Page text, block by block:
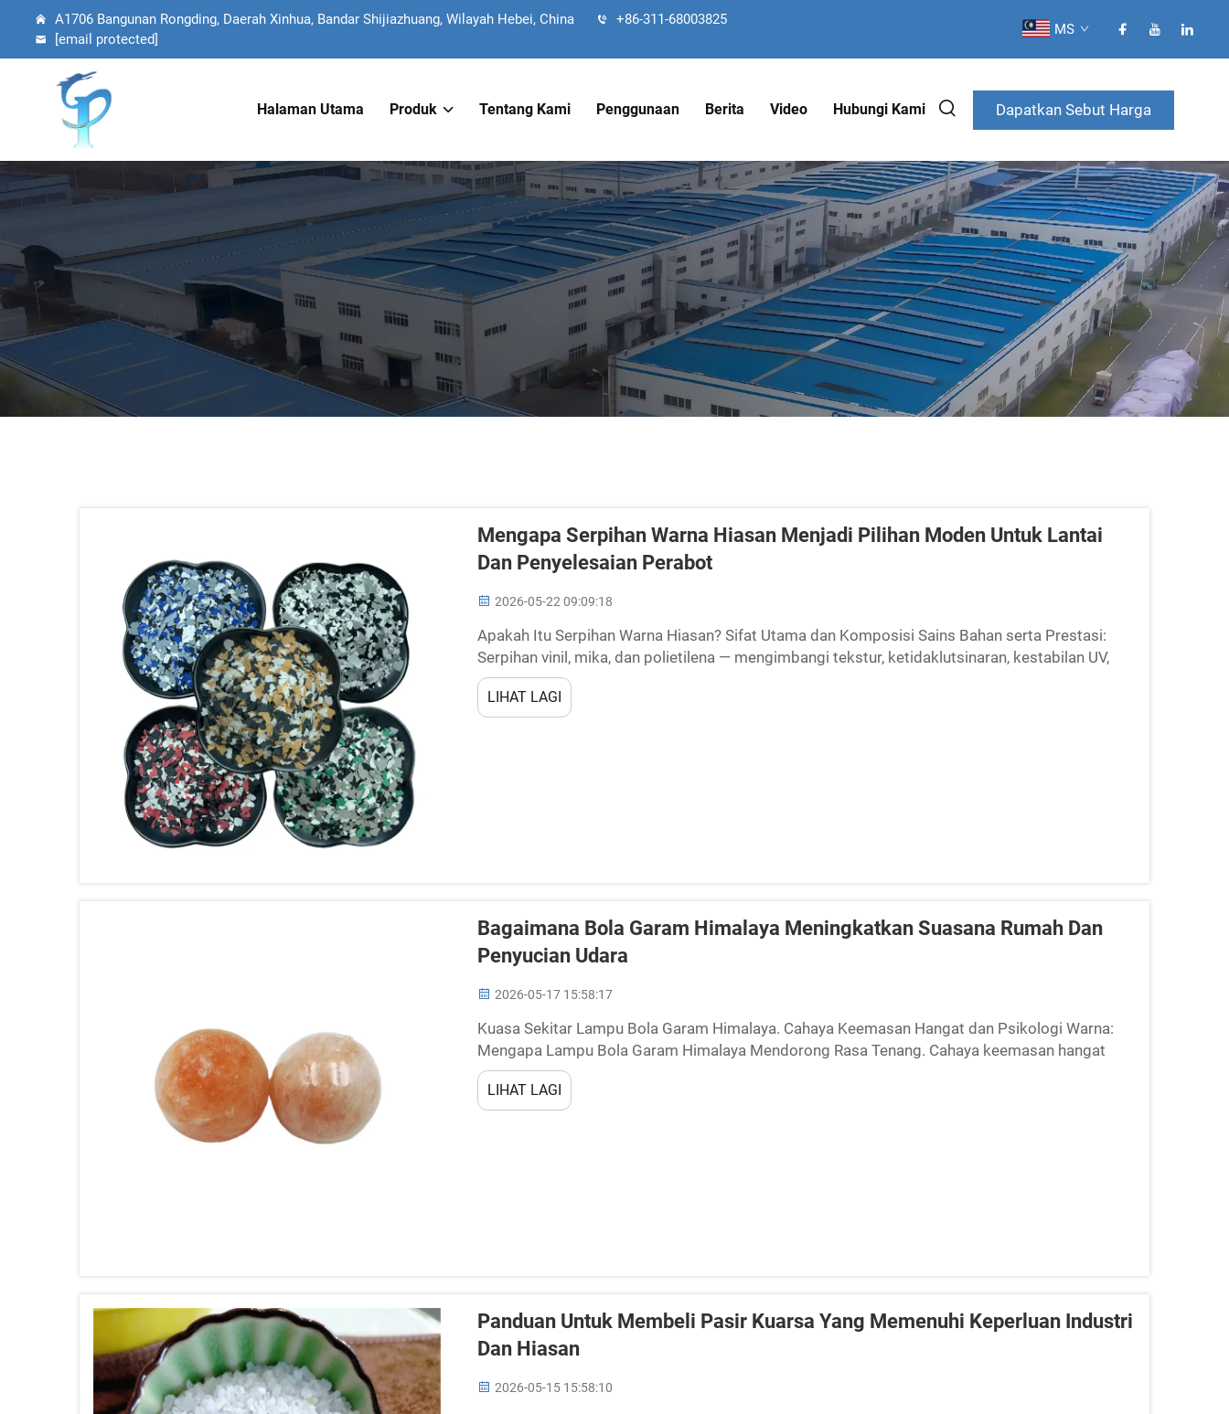
A1706 Bangunan Rongding, Daerah Xinhua, Bandar Shijiazhuang, Wilayah Hebei, China
+86-311-68003825
[email protected]
MS
Halaman Utama Produk Tentang Kami Penggunaan Berita Video Hubungi Kami Dapatkan Sebut Harga
Mengapa Serpihan Warna Hiasan Menjadi Pilihan Moden Untuk Lantai
Dan Penyelesaian Perabot
2026-05-22 09:09:18
Apakah Itu Serpihan Warna Hiasan? Sifat Utama dan Komposisi Sains Bahan serta Prestasi:
Serpihan vinil, mika, dan polietilena — mengimbangi tekstur, ketidaklutsinaran, kestabilan UV,
dan lekatan. Serpihan warna hiasan adalah zarah yang direka secara kejuruteraan...
LIHAT LAGI
Bagaimana Bola Garam Himalaya Meningkatkan Suasana Rumah Dan
Penyucian Udara
2026-05-17 15:58:17
Kuasa Sekitar Lampu Bola Garam Himalaya. Cahaya Keemasan Hangat dan Psikologi Warna:
Mengapa Lampu Bola Garam Himalaya Mendorong Rasa Tenang. Cahaya keemasan hangat
yang dipancarkan oleh bola garam Himalaya berada dalam julat suhu warna 2.000–3.000
Kelvin&...
LIHAT LAGI
Panduan Untuk Membeli Pasir Kuarsa Yang Memenuhi Keperluan Industri
Dan Hiasan
2026-05-15 15:58:10